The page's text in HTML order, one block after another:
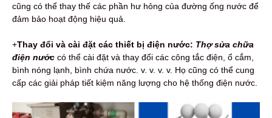
cũng có thể thay thế các phần hư hỏng của đường ống nước để
đảm bảo hoạt động hiệu quả.
+Thay đổi và cài đặt các thiết bị điện nước: Thợ sửa chữa
điện nước có thể cài đặt và thay đổi các công tắc điện, ổ cắm,
bình nóng lạnh, bình chứa nước. v. v. v. v. Họ cũng có thể cung
cấp các giải pháp tiết kiệm năng lượng cho hệ thống điện nước.